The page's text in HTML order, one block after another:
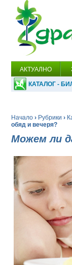
АКТУАЛНО
КАТАЛОГ -
Начало › Рубрики ›
обяд и вечеря?
Можем ли